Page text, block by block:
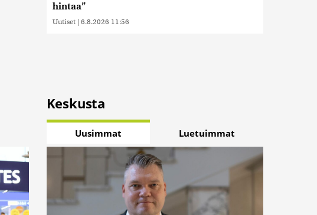
hintaa”
Uutiset | 6.8.2026 11:56
Keskusta
Uusimmat Luetuimmat